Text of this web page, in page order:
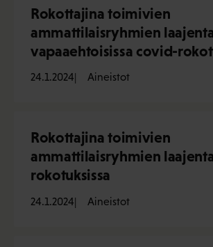
Rokottajina toimivien
ammattilaisryhmien
vapaaehtoisissa covid-
24.1.2024 Aineistot
Rokottajina toimivien
ammattilaisryhmien
rokotuksissa
24.1.2024 Aineistot